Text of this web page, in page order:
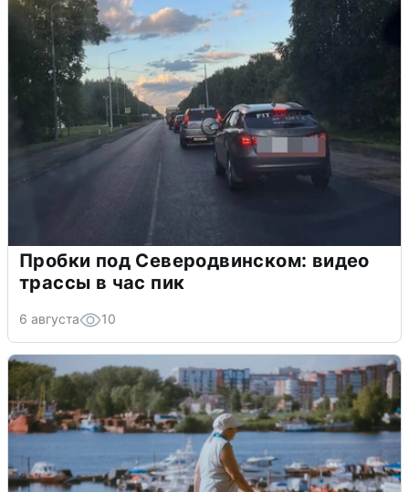
Пробки под Северодвинском: видео
трассы в час пик
6 августа 10